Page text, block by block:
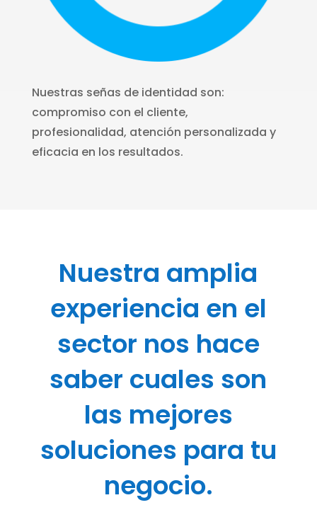
Nuestras señas de identidad son:
compromiso con el cliente,
profesionalidad, atención personalizada y
eficacia en los resultados.
Nuestra amplia
experiencia en el
sector nos hace
saber cuales son
las mejores
soluciones para tu
negocio.